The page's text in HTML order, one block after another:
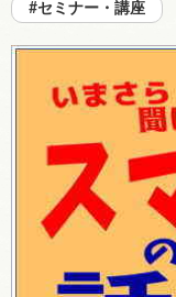
#セミナー・講座